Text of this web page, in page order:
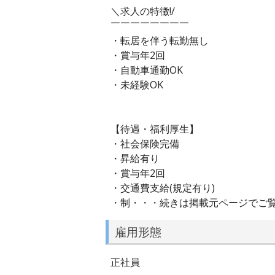
＼求人の特徴!/
￣￣￣￣￣￣￣￣
・転居を伴う転勤無し
・賞与年2回
・自動車通勤OK
・未経験OK
【待遇・福利厚生】
・社会保険完備
・昇給有り
・賞与年2回
・交通費支給(規定有り)
・制・・・続きは掲載元ページでご
雇用形態
正社員